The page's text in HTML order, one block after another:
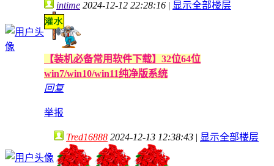
intime 2024-12-12 22:28:16 | 显示全部楼层
【装机必备常用软件下载】32位64位
win7/win10/win11纯净版系统
回复
举报
Tred16888 2024-12-13 12:38:43 | 显示全部楼层